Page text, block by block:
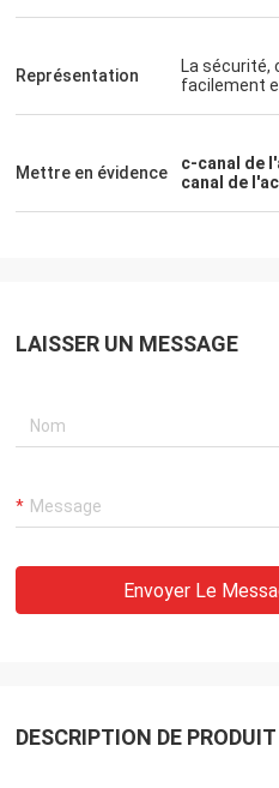
offrent le budget à temps et
Représentation
La sécurité,
facilement
Mettre en évidence c-canal de
canal de
LAISSER UN MESSAGE
Envoyer Le
DESCRIPTION DE PRODUIT